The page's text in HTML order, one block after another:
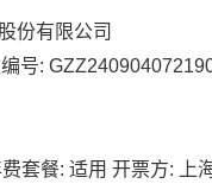
份有限公司
号:
套餐: 适用 开票方: 上